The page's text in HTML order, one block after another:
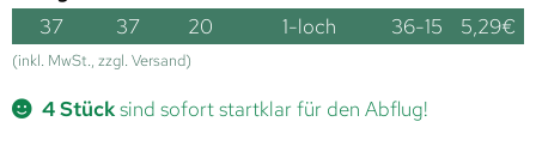
37
37 20 1-loch 36-15 5,29€
(inkl. MwSt., zzgl. Versand)
4 Stücksind sofort startklar für den Abflug!